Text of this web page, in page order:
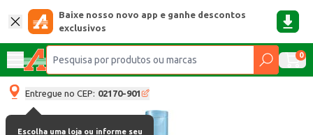
Baixe nosso novo app e ganhe descontos
exclusivos
0
Entregue no CEP: 02170-901
Escolha uma loja ou informe seu